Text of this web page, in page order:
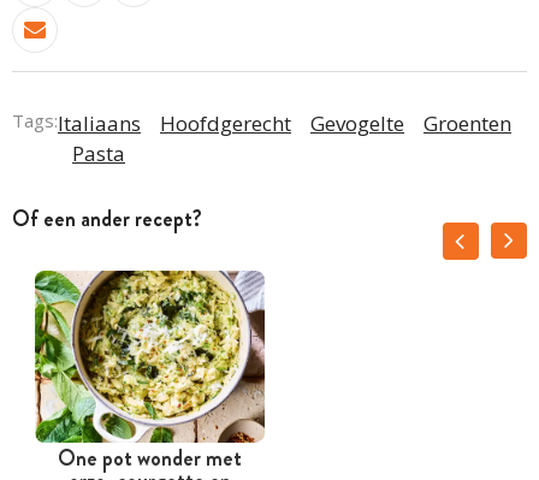
Tags:Italiaans Hoofdgerecht Gevogelte
Groenten
Pasta
Of een ander recept?
One pot wonder met